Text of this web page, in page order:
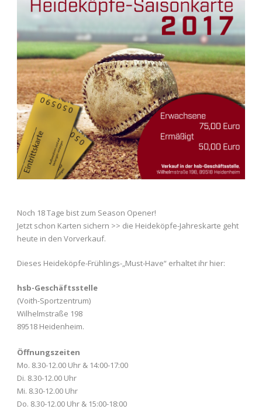
Noch 18 Tage bist zum Season Opener!
Jetzt schon Karten sichern >> die Heideköpfe-Jahreskarte geht
heute in den Vorverkauf.
Dieses Heideköpfe-Frühlings-„Must-Have“ erhaltet ihr hier:
hsb-Geschäftsstelle
(Voith-Sportzentrum)
Wilhelmstraße 198
89518 Heidenheim.
Öffnungszeiten
Mo. 8.30-12.00 Uhr & 14:00-17:00
Di. 8.30-12.00 Uhr
Mi. 8.30-12.00 Uhr
Do. 8.30-12.00 Uhr & 15:00-18:00